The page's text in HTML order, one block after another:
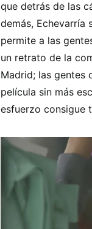
que detrás de las
demás, Echevarría
permite a las
un retrato de la
Madrid; las gentes
película sin más
esfuerzo consigue